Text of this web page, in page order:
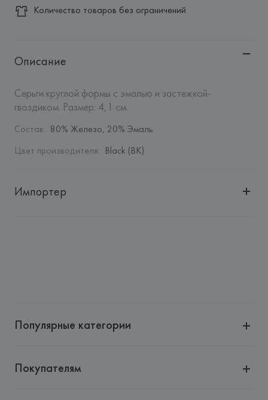
Количество товаров без ограничений
Описание
Серьги круглой формы с эмалью и застежкой-
гвоздиком. Размер: 4,1 см.
Состав: 80% Железо, 20% Эмаль
Цвет производителя: Black (BK)
Импортер
Страна происхождения товара:
Популярные категории
Покупателям